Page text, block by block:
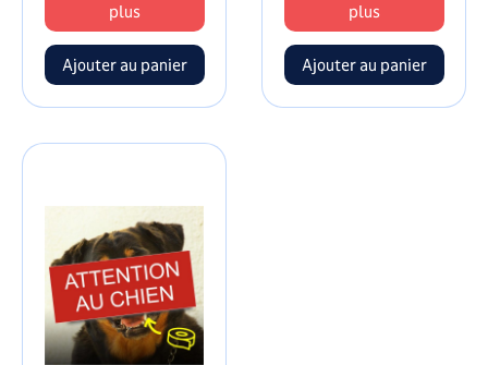
plus
plus